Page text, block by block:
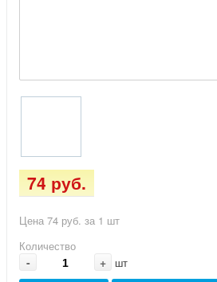
74 руб.
Цена 74 руб. за 1 шт
Количество
- + шт